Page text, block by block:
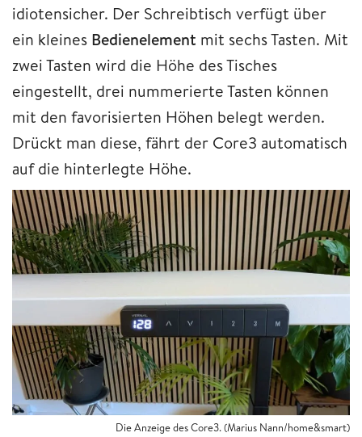
idiotensicher. Der Schreibtisch verfügt über
ein kleines Bedienelement mit sechs Tasten. Mit
zwei Tasten wird die Höhe des Tisches
eingestellt, drei nummerierte Tasten können
mit den favorisierten Höhen belegt werden.
Drückt man diese, fährt der Core3 automatisch
auf die hinterlegte Höhe.
Die Anzeige des Core3. (Marius Nann/home&smart)